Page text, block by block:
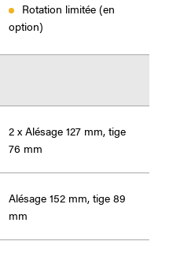
Rotation limitée (en
option)
2 x Alésage 127 mm, tige
76 mm
Alésage 152 mm, tige 89
mm